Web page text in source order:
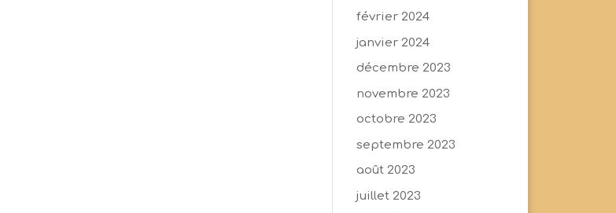
février 2024
janvier 2024
décembre 2023
novembre 2023
octobre 2023
septembre 2023
août 2023
juillet 2023